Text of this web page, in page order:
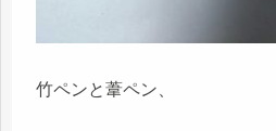
竹ペンと葦ペン、